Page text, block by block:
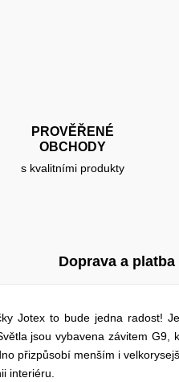
PROVĚŘENÉ
OBCHODY
s kvalitními produkty
Doprava a platba
Jotex to bude jedna radost!
jsou vybavena závitem G9,
přizpůsobí menším i
interiéru.